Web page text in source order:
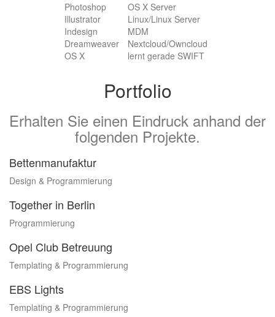
Photoshop
Illustrator
Indesign
Dreamweaver
OS X
OS X Server
Linux/Linux Server
MDM
Nextcloud/Owncloud
lernt gerade SWIFT
Portfolio
Erhalten Sie einen Eindruck anhand der
folgenden Projekte.
Bettenmanufaktur
Design & Programmierung
Together in Berlin
Programmierung
Opel Club Betreuung
Templating & Programmierung
EBS Lights
Templating & Programmierung